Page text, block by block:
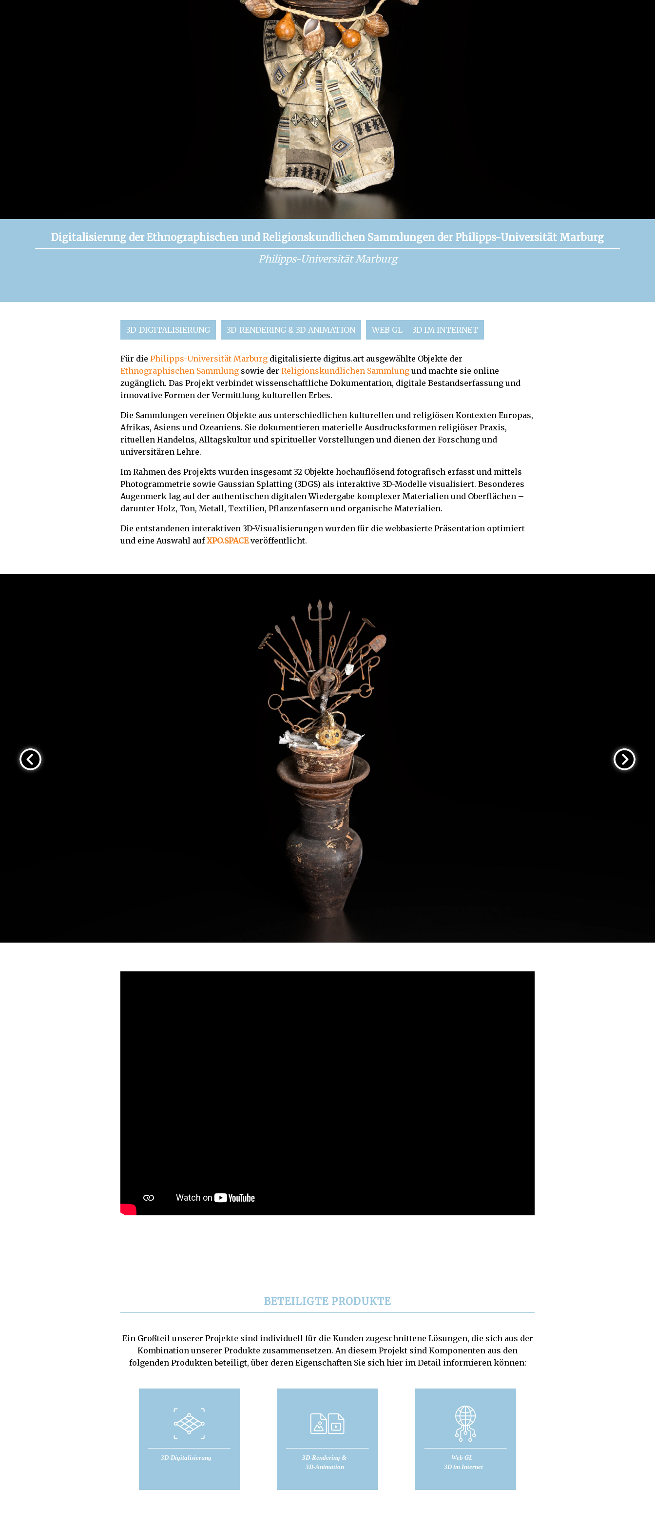
Digitalisierung der Ethnographischen und Religionskundlichen Sammlungen der Philipps-Universität Marburg
Philipps-Universität Marburg
3D-DIGITALISIERUNG 3D-RENDERING & 3D-ANIMATION WEB GL – 3D IM INTERNET
Für die Philipps-Universität Marburg digitalisierte digitus.art ausgewählte Objekte der
Ethnographischen Sammlung sowie der Religionskundlichen Sammlung und machte sie online
zugänglich. Das Projekt verbindet wissenschaftliche Dokumentation, digitale Bestandserfassung und
innovative Formen der Vermittlung kulturellen Erbes.
Die Sammlungen vereinen Objekte aus unterschiedlichen kulturellen und religiösen Kontexten Europas,
Afrikas, Asiens und Ozeaniens. Sie dokumentieren materielle Ausdrucksformen religiöser Praxis,
rituellen Handelns, Alltagskultur und spiritueller Vorstellungen und dienen der Forschung und
universitären Lehre.
Im Rahmen des Projekts wurden insgesamt 32 Objekte hochauflösend fotografisch erfasst und mittels
Photogrammetrie sowie Gaussian Splatting (3DGS) als interaktive 3D-Modelle visualisiert. Besonderes
Augenmerk lag auf der authentischen digitalen Wiedergabe komplexer Materialien und Oberflächen –
darunter Holz, Ton, Metall, Textilien, Pflanzenfasern und organische Materialien.
Die entstandenen interaktiven 3D-Visualisierungen wurden für die webbasierte Präsentation optimiert
und eine Auswahl aufXPO.SPACEveröffentlicht.
BETEILIGTE PRODUKTE
Ein Großteil unserer Projekte sind individuell für die Kunden zugeschnittene Lösungen, die sich aus der
Kombination unserer Produkte zusammensetzen. An diesem Projekt sind Komponenten aus den
folgenden Produkten beteiligt, über deren Eigenschaften Sie sich hier im Detail informieren können: